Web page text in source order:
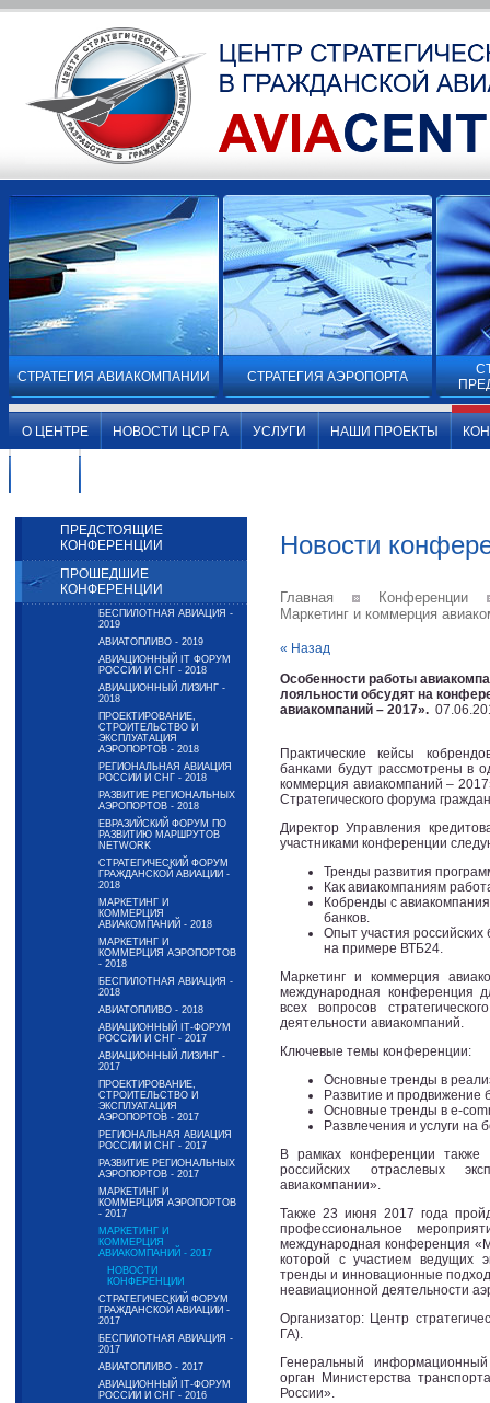
СТРАТЕГИЯ АВИАКОМПАНИИ СТРАТЕГИЯ АЭРОПОРТА
О ЦЕНТРЕ НОВОСТИ ЦСР ГА УСЛУГИ НАШИ ПРОЕКТЫ
ПРЕДСТОЯЩИЕ
КОНФЕРЕНЦИИ
ПРОШЕДШИЕ
КОНФЕРЕНЦИИ
БЕСПИЛОТНАЯ АВИАЦИЯ -
2019
АВИАТОПЛИВО - 2019
АВИАЦИОННЫЙ IT ФОРУМ
РОССИИ И СНГ - 2018
АВИАЦИОННЫЙ ЛИЗИНГ -
2018
ПРОЕКТИРОВАНИЕ,
СТРОИТЕЛЬСТВО И
ЭКСПЛУАТАЦИЯ
АЭРОПОРТОВ - 2018
РЕГИОНАЛЬНАЯ АВИАЦИЯ
РОССИИ И СНГ - 2018
РАЗВИТИЕ РЕГИОНАЛЬНЫХ
АЭРОПОРТОВ - 2018
ЕВРАЗИЙСКИЙ ФОРУМ ПО
РАЗВИТИЮ МАРШРУТОВ
NETWORK
СТРАТЕГИЧЕСКИЙ ФОРУМ
ГРАЖДАНСКОЙ АВИАЦИИ -
2018
МАРКЕТИНГ И
КОММЕРЦИЯ
АВИАКОМПАНИЙ - 2018
МАРКЕТИНГ И
КОММЕРЦИЯ АЭРОПОРТОВ
- 2018
БЕСПИЛОТНАЯ АВИАЦИЯ -
2018
АВИАТОПЛИВО - 2018
АВИАЦИОННЫЙ IT-ФОРУМ
РОССИИ И СНГ - 2017
АВИАЦИОННЫЙ ЛИЗИНГ -
2017
ПРОЕКТИРОВАНИЕ,
СТРОИТЕЛЬСТВО И
ЭКСПЛУАТАЦИЯ
АЭРОПОРТОВ - 2017
РЕГИОНАЛЬНАЯ АВИАЦИЯ
РОССИИ И СНГ - 2017
РАЗВИТИЕ РЕГИОНАЛЬНЫХ
АЭРОПОРТОВ - 2017
МАРКЕТИНГ И
КОММЕРЦИЯ АЭРОПОРТОВ
- 2017
МАРКЕТИНГ И
КОММЕРЦИЯ
АВИАКОМПАНИЙ - 2017
НОВОСТИ
КОНФЕРЕНЦИИ
СТРАТЕГИЧЕСКИЙ ФОРУМ
ГРАЖДАНСКОЙ АВИАЦИИ -
2017
БЕСПИЛОТНАЯ АВИАЦИЯ -
2017
АВИАТОПЛИВО - 2017
АВИАЦИОННЫЙ IT-ФОРУМ
РОССИИ И СНГ - 2016
Новости
Главная
Конференции
Маркетинг и коммерция
« Назад
Особенности работы
лояльности обсудят на
авиакомпаний – 2017».
Практические кейсы
банками будут рассмотрены в
коммерция авиакомпаний –
Стратегического форума
Директор Управления
участниками конференции
Тренды развития
Как авиакомпаниям
Кобренды с
банков.
Опыт участия российских
на примере ВТБ24.
Маркетинг и коммерция
международная конференция
всех вопросов
деятельности авиакомпаний.
Ключевые темы конференции:
Основные тренды в
Развитие и продвижение
Основные тренды в е-
Развлечения и услуги на
В рамках конференции также
российских отраслевых
авиакомпании».
Также 23 июня 2017 года
профессиональное
международная конференция
которой с участием ведущих
тренды и инновационные
неавиационной деятельности
Организатор: Центр
ГА).
Генеральный
орган Министерства
России».